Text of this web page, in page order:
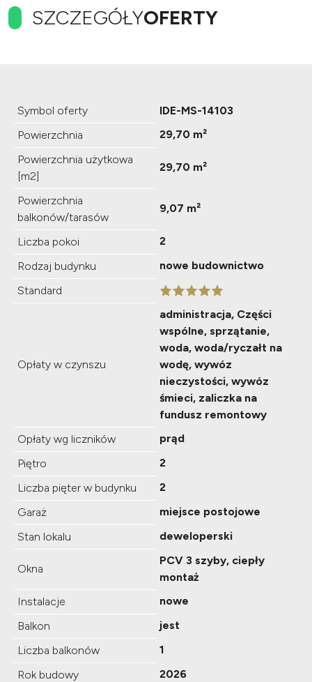
SZCZEGÓŁYOFERTY
Symbol oferty
IDE-MS-14103
Powierzchnia
29,70 m²
Powierzchnia użytkowa
[m2]
29,70 m²
Powierzchnia
balkonów/tarasów
9,07 m²
Liczba pokoi
2
Rodzaj budynku
nowe budownictwo
Standard
Opłaty w czynszu
administracja, Części
wspólne, sprzątanie,
woda, woda/ryczałt na
wodę, wywóz
nieczystości, wywóz
śmieci, zaliczka na
fundusz remontowy
Opłaty wg liczników
prąd
Piętro
2
Liczba pięter w budynku
2
Garaż
miejsce postojowe
Stan lokalu
deweloperski
Okna
PCV 3 szyby, ciepły
montaż
Instalacje
nowe
Balkon
jest
Liczba balkonów
1
Rok budowy
2026